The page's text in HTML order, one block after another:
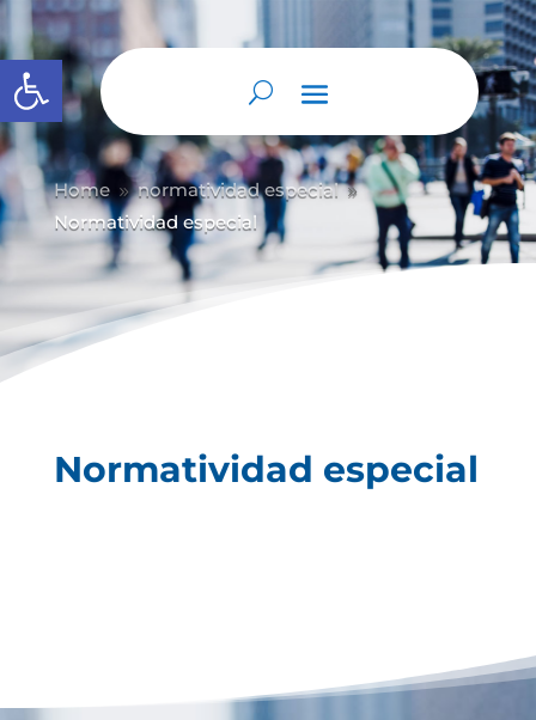
Abrir barra de herramientas
Home 9 normatividad especial 9
Normatividad especial
Normatividad especial